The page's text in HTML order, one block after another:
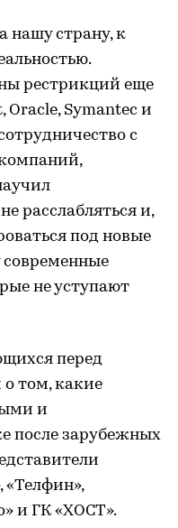
нашу страну, к
рестрикций еще
Oracle, Symantec и
с
расслабляться и,
под новые
современные
не уступают
перед
о том, какие
и
после зарубежных
и ГК «ХОСТ».